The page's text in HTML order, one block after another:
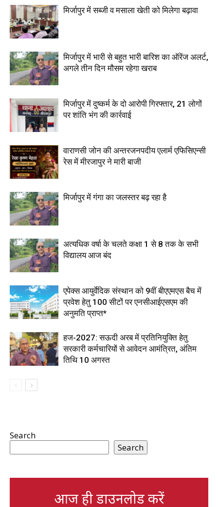
मिर्जापुर में सब्जी व मसाला खेती को मिलेगा बढ़ावा
मिर्जापुर में भारी से बहुत भारी बारिश का ऑरेंज अलर्ट,
अगले तीन दिन मौसम रहेगा खराब
मिर्जापुर में दुष्कर्म के दो आरोपी गिरफ्तार, 21 लोगों
पर शांति भंग की कार्रवाई
वाराणसी जोन की अन्तरजनपदीय एलार्म एफिसिएन्सी
रेस में मीरजापुर ने मारी बाजी
मिर्जापुर में गंगा का जलस्तर बढ़ रहा है
अत्यधिक वर्षा के चलते कक्षा 1 से 8 तक के सभी
विद्यालय आज बंद
एपेक्स आयुर्वेदिक संस्थान को 9वीं बीएएमएस बैच में
प्रवेश हेतु 100 सीटों पर एनसीआईएसएम की
अनुमति प्राप्त*
हज-2027: सऊदी अरब में प्रतिनियुक्ति हेतु
सरकारी कर्मचारियों से आवेदन आमंत्रित, अंतिम
तिथि 10 अगस्त
Search
Search
आज ही डाउनलोड करें